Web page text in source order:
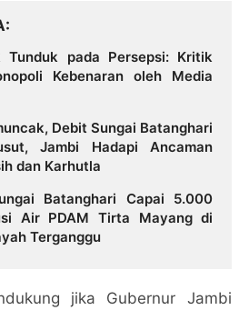
Tunduk pada Persepsi: Kritik
Kebenaran oleh Media
Debit Sungai Batanghari
Jambi Hadapi Ancaman
dan Karhutla
Batanghari Capai 5.000
Air PDAM Tirta Mayang di
Terganggu
jika Gubernur Jambi